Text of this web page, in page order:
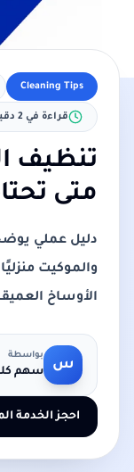
Cleaning Tips
قراءة في 2
تنظيف
متى
دليل عملي
والموكيت
الأوساخ
س
بواسطة
سهم
احجز الخدمة